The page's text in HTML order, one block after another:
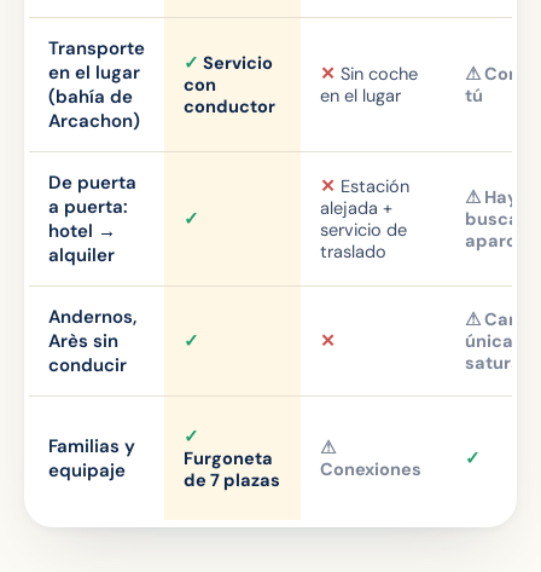
Transporte
en el lugar
(bahía de
Arcachon)
✓ Servicio
con
conductor
✕ Sin coche
en el lugar
⚠
tú
De puerta
a puerta:
hotel →
alquiler
✓
✕ Estación
alejada +
servicio de
traslado
⚠ Hay
buscar
Andernos,
Arès sin
conducir
✓ ✕
⚠
única
Familias y
equipaje
✓
Furgoneta
de 7 plazas
⚠
Conexiones
✓